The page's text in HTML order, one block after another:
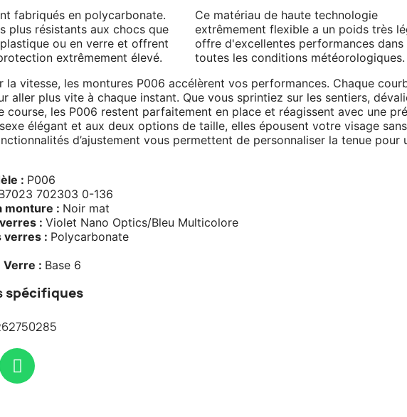
fabriqués en polycarbonate.
plus résistants aux chocs que
ou en verre et offrent
extrêmement élevé.
Ce matériau de haute technologie
extrêmement flexible a un poids très
offre d'excellentes performances dans
toutes les conditions météorologiques.
la vitesse, les montures P006 accélèrent vos performances. Chaque
aller plus vite à chaque instant. Que vous sprintiez sur les sentiers,
course, les P006 restent parfaitement en place et réagissent avec une
élégant et aux deux options de taille, elles épousent votre visage
d’ajustement vous permettent de personnaliser la tenue
: P006
702303 0-136
monture : Noir mat
: Violet Nano Optics/Bleu Multicolore
verres : Polycarbonate
Verre : Base 6
spécifiques